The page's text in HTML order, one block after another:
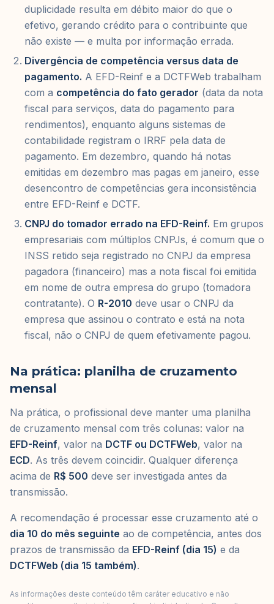
duplicidade resulta em débito maior do que o
efetivo, gerando crédito para o contribuinte que
não existe — e multa por informação errada.
Divergência de competência versus data de
pagamento. A EFD-Reinf e a DCTFWeb trabalham
com a competência do fato gerador (data da nota
fiscal para serviços, data do pagamento para
rendimentos), enquanto alguns sistemas de
contabilidade registram o IRRF pela data de
pagamento. Em dezembro, quando há notas
emitidas em dezembro mas pagas em janeiro, esse
desencontro de competências gera inconsistência
entre EFD-Reinf e DCTF.
CNPJ do tomador errado na EFD-Reinf. Em grupos
empresariais com múltiplos CNPJs, é comum que o
INSS retido seja registrado no CNPJ da empresa
pagadora (financeiro) mas a nota fiscal foi emitida
em nome de outra empresa do grupo (tomadora
contratante). O R-2010 deve usar o CNPJ da
empresa que assinou o contrato e está na nota
fiscal, não o CNPJ de quem efetivamente pagou.
Na prática: planilha de cruzamento
mensal
Na prática, o profissional deve manter uma planilha
de cruzamento mensal com três colunas: valor na
EFD-Reinf, valor na DCTF ou DCTFWeb, valor na
ECD. As três devem coincidir. Qualquer diferença
acima de R$ 500 deve ser investigada antes da
transmissão.
A recomendação é processar esse cruzamento até o
dia 10 do mês seguinte ao de competência, antes dos
prazos de transmissão da EFD-Reinf (dia 15) e da
DCTFWeb (dia 15 também).
As informações deste conteúdo têm caráter educativo e não